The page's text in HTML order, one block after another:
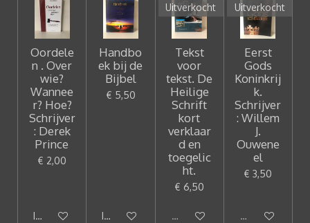
Oordele
n . Over
wie?
Wannee
r? Hoe?
Schrijver
: Derek
Prince
€ 2,00
In winkelwagen
Handbo
ek bij de
Bijbel
€ 5,50
In winkelwagen
Uitverkocht
Tekst
voor
tekst. De
Heilige
Schrift
kort
verklaar
d en
toegelic
ht.
€ 6,50
Uitverkocht
Uitverkocht
Eerst
Gods
Koninkrij
k.
Schrijver
: Willem
J.
Ouwene
el
€ 3,50
Uitverkocht